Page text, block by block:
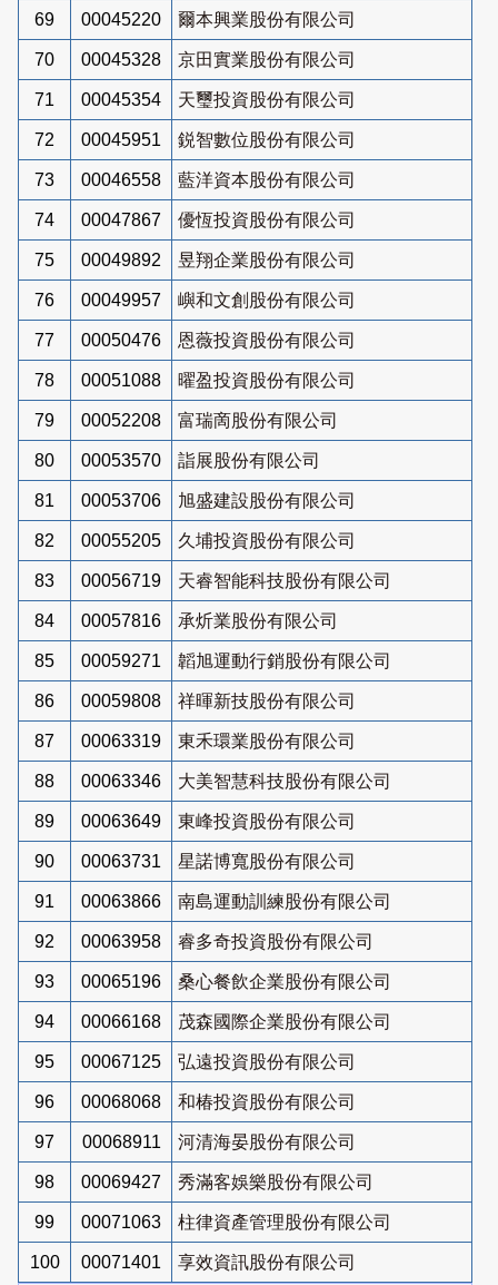
69 00045220 爾本興業股份有限公司
70 00045328 京田實業股份有限公司
71 00045354 天璽投資股份有限公司
72 00045951 鋭智數位股份有限公司
73 00046558 藍洋資本股份有限公司
74 00047867 優恆投資股份有限公司
75 00049892 昱翔企業股份有限公司
76 00049957 嶼和文創股份有限公司
77 00050476 恩薇投資股份有限公司
78 00051088 曜盈投資股份有限公司
79 00052208 富瑞啇股份有限公司
80 00053570 詣展股份有限公司
81 00053706 旭盛建設股份有限公司
82 00055205 久埔投資股份有限公司
83 00056719 天睿智能科技股份有限公司
84 00057816 承炘業股份有限公司
85 00059271 韜旭運動行銷股份有限公司
86 00059808 祥暉新技股份有限公司
87 00063319 東禾環業股份有限公司
88 00063346 大美智慧科技股份有限公司
89 00063649 東峰投資股份有限公司
90 00063731 星諾博寬股份有限公司
91 00063866 南島運動訓練股份有限公司
92 00063958 睿多奇投資股份有限公司
93 00065196 桑心餐飲企業股份有限公司
94 00066168 茂森國際企業股份有限公司
95 00067125 弘遠投資股份有限公司
96 00068068 和椿投資股份有限公司
97 00068911 河清海晏股份有限公司
98 00069427 秀滿客娛樂股份有限公司
99 00071063 柱律資產管理股份有限公司
100 00071401
享效資訊股份有限公司